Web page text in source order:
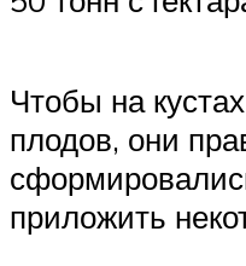
Чтобы на
плодов, они
приложить